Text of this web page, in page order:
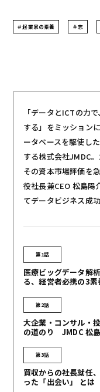
＃起業家の素養 ＃志
「データとICTの力
する」をミッション
ータベースを駆使し
する株式会社JMDC
その資本市場評価を
役社長兼CEO 松島陽
てデータビジネス成
第1話
医療ビッグデータ解
る、経営者必携の3素
第2話
大企業・コンサル・
の道のり JMDC 松島
第3話
買収からの社長就任
った「出会い」 とは